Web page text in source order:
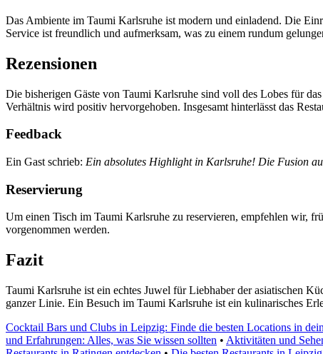
Das Ambiente im Taumi Karlsruhe ist modern und einladend. Die
Service ist freundlich und aufmerksam, was zu einem rundum
Rezensionen
Die bisherigen Gäste von Taumi Karlsruhe sind voll des Lobes für
Verhältnis wird positiv hervorgehoben. Insgesamt hinterlässt das
Feedback
Ein Gast schrieb: Ein absolutes Highlight in Karlsruhe! Die Fusion
Reservierung
Um einen Tisch im Taumi Karlsruhe zu reservieren, empfehlen wir,
vorgenommen werden.
Fazit
Taumi Karlsruhe ist ein echtes Juwel für Liebhaber der asiatischen
ganzer Linie. Ein Besuch im Taumi Karlsruhe ist ein kulinarisches
Cocktail Bars und Clubs in Leipzig: Finde die besten Locations in
und Erfahrungen: Alles, was Sie wissen sollten • Aktivitäten und